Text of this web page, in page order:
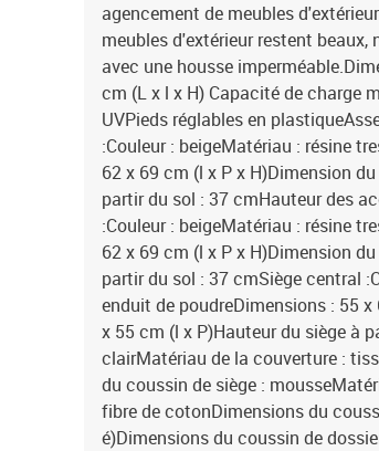
agencement de meubles
meubles d'extérieur restent
avec une housse
cm (L x l x H) Capacité de charge
UVPieds réglables en
:Couleur : beigeMatériau : résine
62 x 69 cm (l x P x H)Dimension
partir du sol : 37 cmHauteur des
:Couleur : beigeMatériau : résine
62 x 69 cm (l x P x H)Dimension
partir du sol : 37 cmSiège central
enduit de poudreDimensions : 55
x 55 cm (l x P)Hauteur du siège à
clairMatériau de la couverture :
du coussin de siège :
fibre de cotonDimensions du
é)Dimensions du coussin de